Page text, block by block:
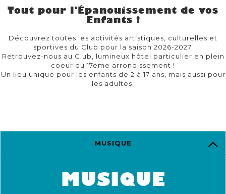
Tout pour l'Épanouissement de vos
Enfants !
Découvrez toutes les activités artistiques, culturelles et
sportives du Club pour la saison 2026-2027.
Retrouvez-nous au Club, lumineux hôtel particulier en plein
coeur du 17ème arrondissement !
Un lieu unique pour les enfants de 2 à 17 ans, mais aussi pour
les adultes.
MUSIQUE
MUSIQUE